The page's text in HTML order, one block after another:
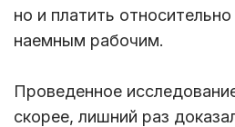
но и платить
наемным рабочим.
Проведенное
скорее, лишний раз